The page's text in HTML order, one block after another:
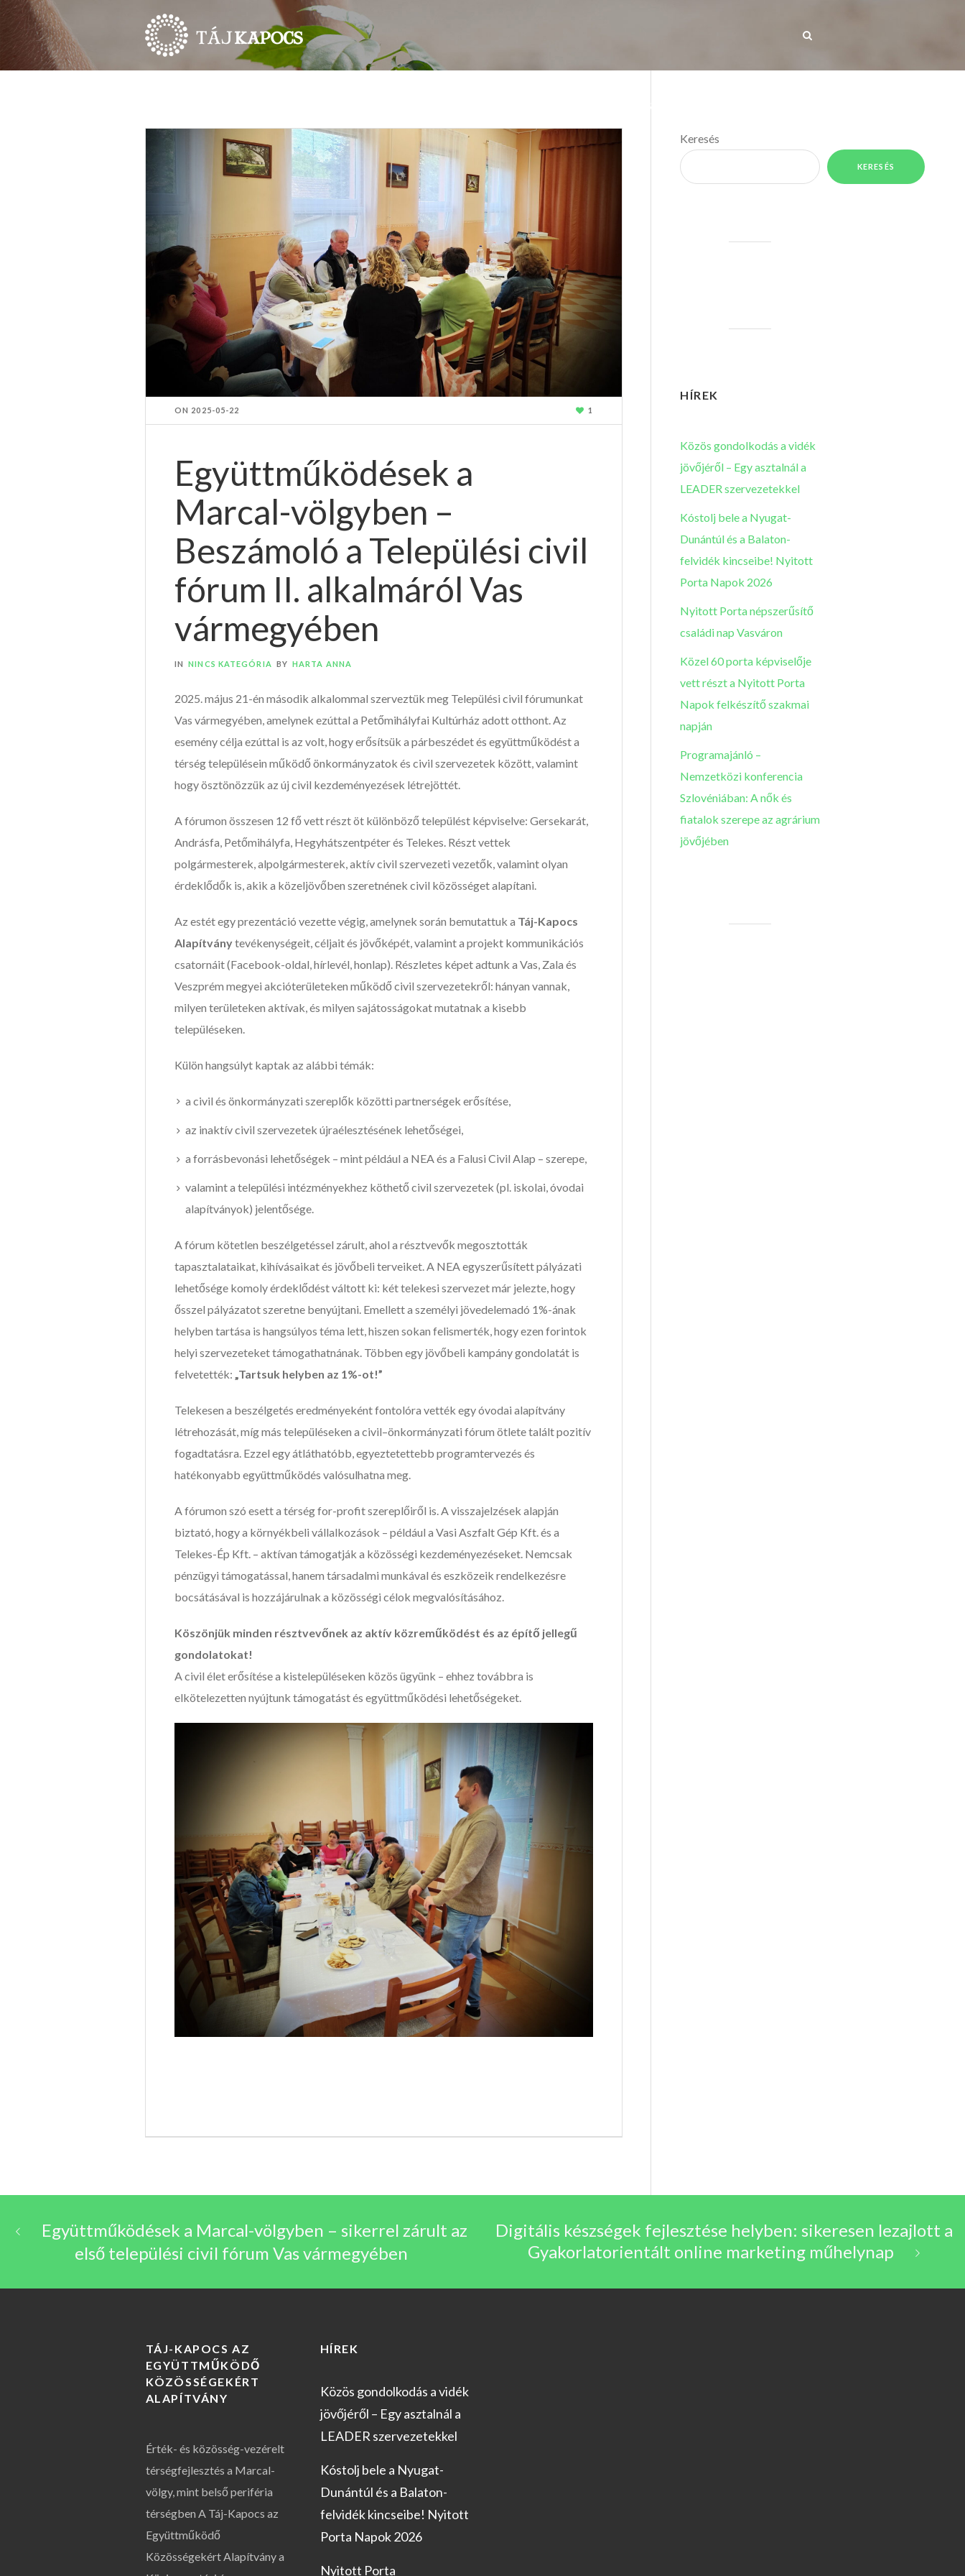
KULTURÁLIS TÉRKÉP
ON 2025-05-22 1
Együttműködések a
Marcal-völgyben –
Beszámoló a Települési civil
fórum II. alkalmáról Vas
vármegyében
IN NINCS KATEGÓRIA BY HARTA ANNA
2025. május 21-én második alkalommal szerveztük meg Települési civil fórumunkat
Vas vármegyében, amelynek ezúttal a Petőmihályfai Kultúrház adott otthont. Az
esemény célja ezúttal is az volt, hogy erősítsük a párbeszédet és együttműködést a
térség településein működő önkormányzatok és civil szervezetek között, valamint
hogy ösztönözzük az új civil kezdeményezések létrejöttét.
A fórumon összesen 12 fő vett részt öt különböző települést képviselve: Gersekarát,
Andrásfa, Petőmihályfa, Hegyhátszentpéter és Telekes. Részt vettek
polgármesterek, alpolgármesterek, aktív civil szervezeti vezetők, valamint olyan
érdeklődők is, akik a közeljövőben szeretnének civil közösséget alapítani.
Az estét egy prezentáció vezette végig, amelynek során bemutattuk a Táj-Kapocs
Alapítványtevékenységeit, céljait és jövőképét, valamint a projekt kommunikációs
csatornáit (Facebook-oldal, hírlevél, honlap). Részletes képet adtunk a Vas, Zala és
Veszprém megyei akcióterületeken működő civil szervezetekről: hányan vannak,
milyen területeken aktívak, és milyen sajátosságokat mutatnak a kisebb
településeken.
Külön hangsúlyt kaptak az alábbi témák:
a civil és önkormányzati szereplők közötti partnerségek erősítése,
az inaktív civil szervezetek újraélesztésének lehetőségei,
a forrásbevonási lehetőségek – mint például a NEA és a Falusi Civil Alap – szerepe,
valamint a települési intézményekhez köthető civil szervezetek (pl. iskolai, óvodai
alapítványok) jelentősége.
A fórum kötetlen beszélgetéssel zárult, ahol a résztvevők megosztották
tapasztalataikat, kihívásaikat és jövőbeli terveiket. A NEA egyszerűsített pályázati
lehetősége komoly érdeklődést váltott ki: két telekesi szervezet már jelezte, hogy
ősszel pályázatot szeretne benyújtani. Emellett a személyi jövedelemadó 1%-ának
helyben tartása is hangsúlyos téma lett, hiszen sokan felismerték, hogy ezen forintok
helyi szervezeteket támogathatnának. Többen egy jövőbeli kampány gondolatát is
felvetették: „Tartsuk helyben az 1%-ot!”
Telekesen a beszélgetés eredményeként fontolóra vették egy óvodai alapítvány
létrehozását, míg más településeken a civil–önkormányzati fórum ötlete talált pozitív
fogadtatásra. Ezzel egy átláthatóbb, egyeztetettebb programtervezés és
hatékonyabb együttműködés valósulhatna meg.
A fórumon szó esett a térség for-profit szereplőiről is. A visszajelzések alapján
biztató, hogy a környékbeli vállalkozások – például a Vasi Aszfalt Gép Kft. és a
Telekes-Ép Kft. – aktívan támogatják a közösségi kezdeményezéseket. Nemcsak
pénzügyi támogatással, hanem társadalmi munkával és eszközeik rendelkezésre
bocsátásával is hozzájárulnak a közösségi célok megvalósításához.
Köszönjük minden résztvevőnek az aktív közreműködést és az építő jellegű
gondolatokat!
A civil élet erősítése a kistelepüléseken közös ügyünk – ehhez továbbra is
elkötelezetten nyújtunk támogatást és együttműködési lehetőségeket.
Keresés
KERESÉS
HÍREK
Közös gondolkodás a vidék
jövőjéről – Egy asztalnál a
LEADER szervezetekkel
Kóstolj bele a Nyugat-
Dunántúl és a Balaton-
felvidék kincseibe! Nyitott
Porta Napok 2026
Nyitott Porta népszerűsítő
családi nap Vasváron
Közel 60 porta képviselője
vett részt a Nyitott Porta
Napok felkészítő szakmai
napján
Programajánló –
Nemzetközi konferencia
Szlovéniában: A nők és
fiatalok szerepe az agrárium
jövőjében
Együttműködések a Marcal-völgyben – sikerrel zárult az
első települési civil fórum Vas vármegyében
Digitális készségek fejlesztése helyben: sikeresen lezajlott a
Gyakorlatorientált online marketing műhelynap
TÁJ-KAPOCS AZ
EGYÜTTMŰKÖDŐ
KÖZÖSSÉGEKÉRT
ALAPÍTVÁNY
Érték- és közösség-vezérelt
térségfejlesztés a Marcal-
völgy, mint belső periféria
térségben A Táj-Kapocs az
Együttműködő
Közösségekért Alapítvány a
HÍREK
Közös gondolkodás a vidék
jövőjéről – Egy asztalnál a
LEADER szervezetekkel
Kóstolj bele a Nyugat-
Dunántúl és a Balaton-
felvidék kincseibe! Nyitott
Porta Napok 2026
Nyitott Porta